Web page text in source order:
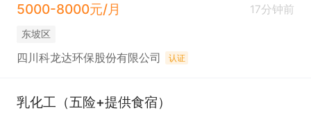
5000-8000元/月
17分钟前
东坡区
四川科龙达环保股份有限公司 认证
乳化工（五险+提供食宿）